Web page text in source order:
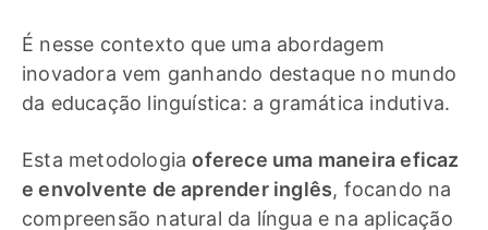
É nesse contexto que uma abordagem
inovadora vem ganhando destaque no mundo
da educação linguística: a gramática indutiva.
Esta metodologiaoferece uma maneira eficaz
e envolvente de aprender inglês, focando na
compreensão natural da língua e na aplicação